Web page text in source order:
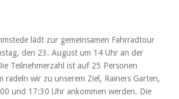
lädt zur gemeinsamen Fahrradtour
den 23. August um 14 Uhr an der
Teilnehmerzahl ist auf 25 Personen
radeln wir zu unserem Ziel, Rainers Garten,
und 17:30 Uhr ankommen werden. Die